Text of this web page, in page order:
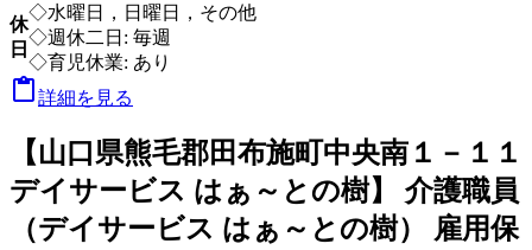
休
日
◇水曜日，日曜日，その他
◇週休二日: 毎週
◇育児休業: あり
詳細を見る
【山口県熊毛郡田布施町中央南１－１１
デイサービス はぁ～との樹】 介護職員
（デイサービス はぁ～との樹） 雇用保